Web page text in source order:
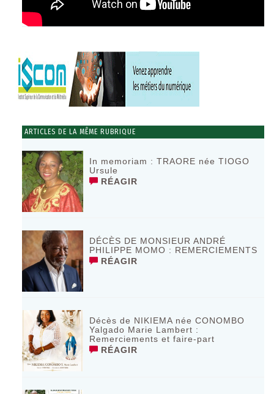
ARTICLES DE LA MÊME RUBRIQUE
In memoriam : TRAORE née TIOGO
Ursule
RÉAGIR
DÉCÈS DE MONSIEUR ANDRÉ
PHILIPPE MOMO : REMERCIEMENTS
RÉAGIR
Décès de NIKIEMA née CONOMBO
Yalgado Marie Lambert :
Remerciements et faire-part
RÉAGIR